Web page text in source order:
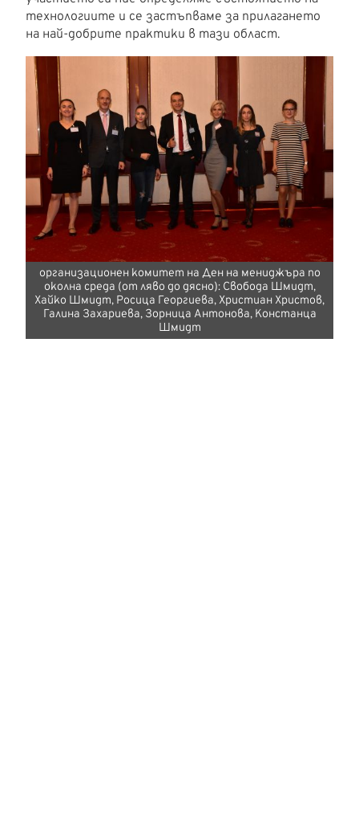
технологиите и се застъпваме за прилагането
на най-добрите практики в тази област.
организационен комитет на Ден на мениджъра по
околна среда (от ляво до дясно): Свобода Шмидт,
Хайко Шмидт, Росица Георгиева, Христиан Христов,
Галина Захариева, Зорница Антонова, Констанца
Шмидт